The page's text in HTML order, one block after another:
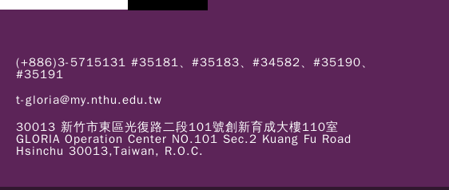
(+886)3-5715131 #35181、#35183、#34582、#35190、
#35191
t-gloria@my.nthu.edu.tw
30013 新竹市東區光復路二段101號創新育成大樓110室
GLORIA Operation Center NO.101 Sec.2 Kuang Fu Road
Hsinchu 30013,Taiwan, R.O.C.